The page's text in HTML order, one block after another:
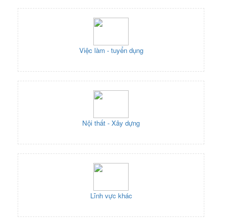
Việc làm - tuyển dụng
Nội thất - Xây dựng
Lĩnh vực khác